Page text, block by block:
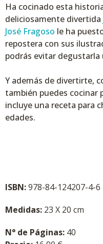
Ha cocinado esta
deliciosamente divertida
José Fragoso le ha
repostera con sus
podrás evitar degustarla
Y además de divertirte,
también puedes cocinar
incluye una receta para
edades.
ISBN:978-84-124207-4-6
Medidas: 23 X 20 cm
N° de Páginas: 40